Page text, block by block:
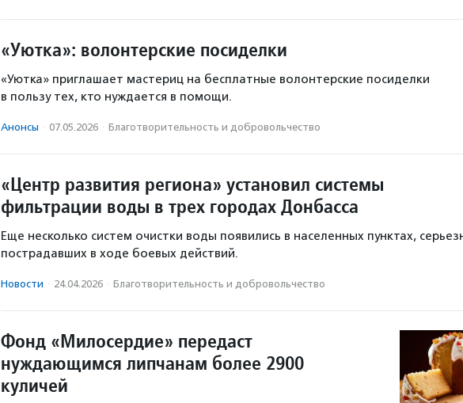
«Уютка»: волонтерские посиделки
«Уютка» приглашает мастериц на бесплатные волонтерские посиделки
в пользу тех, кто нуждается в помощи.
Анонсы · 07.05.2026 · Благотвори­тель­ность и доброволь­чест­во
«Центр развития региона» установил системы
фильтрации воды в трех городах Донбасса
Еще несколько систем очистки воды появились в населенных пунктах,
пострадавших в ходе боевых действий.
Новости · 24.04.2026 · Благотвори­тель­ность и доброволь­чест­во
Фонд «Милосердие» передаст
нуждающимся липчанам более 2900
куличей